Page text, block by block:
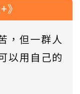
，但一群人
以用自己的